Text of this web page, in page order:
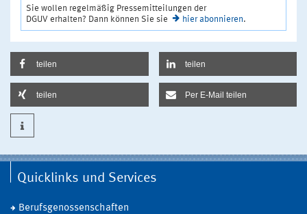
Sie wollen regelmäßig Pressemitteilungen der
DGUV erhalten? Dann können Sie sie
hier abonnieren.
teilen teilen
teilen Per E-Mail teilen
Quicklinks und Services
Berufsgenossenschaften